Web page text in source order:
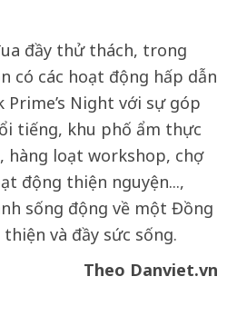
đầy thử thách, trong
có các hoạt động hấp dẫn
Prime’s Night với sự góp
tiếng, khu phố ẩm thực
hàng loạt workshop, chợ
động thiện nguyện...,
sống động về một Đồng
và đầy sức sống.
Theo Danviet.vn